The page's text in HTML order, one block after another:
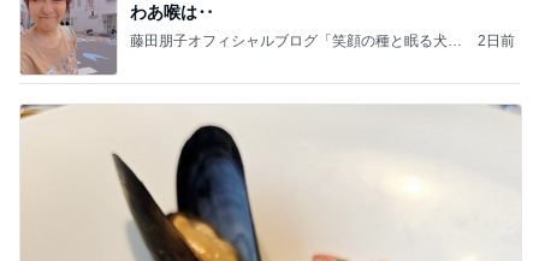
わあ喉は‥
藤田朋子オフィシャルブログ「笑顔の種と眠る犬」
2日前